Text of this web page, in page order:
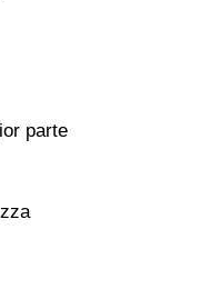
parte